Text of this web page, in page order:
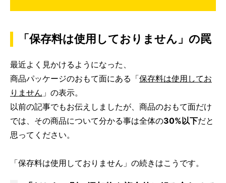
「保存料は使用しておりません」の罠
最近よく見かけるようになった、
商品パッケージのおもて面にある「保存料は使用してお
りません 」の表示。
以前の記事でもお伝えしましたが、商品のおもて面だけ
では、その商品について分かる事は全体の30%以下だと
思ってください。
「保存料は使用しておりません」の続きはこうです。